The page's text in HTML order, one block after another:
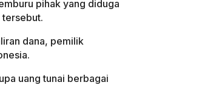
pihak yang diduga
dana, pemilik
uang tunai berbagai